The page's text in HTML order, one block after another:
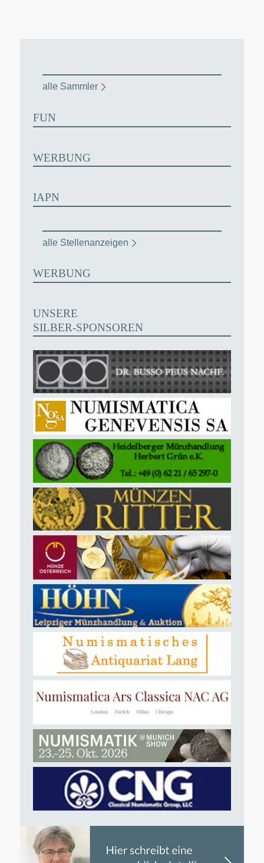
alle Sammler
FUN
WERBUNG
IAPN
alle Stellenanzeigen
WERBUNG
UNSERE
SILBER-SPONSOREN